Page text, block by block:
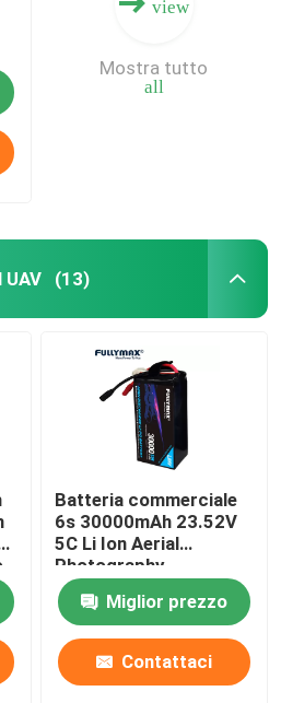
view
all
Mostra tutto
(13)
Batteria commerciale
6s 30000mAh 23.52V
5C Li Ion Aerial
Photography
Transport Delivery del
fuco del UAVMiglior prezzo
Contattaci